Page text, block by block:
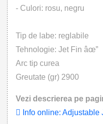
- Culori: rosu, negru
Tip de labe: reglabile
Tehnologie: Jet Fin âœ”
Arc tip curea
Greutate (gr) 2900
Vezi descrierea pe
Info online: Adjustable